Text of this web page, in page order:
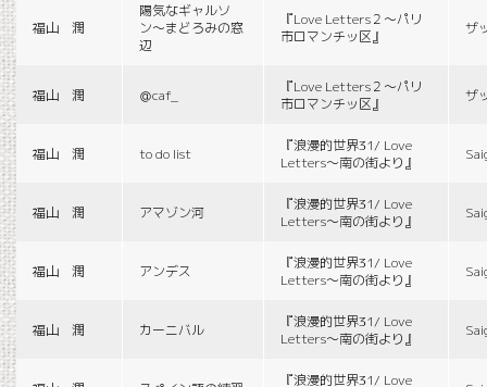
福山 潤
陽気なギャルソ
ン〜まどろみの窓
辺
『Love Letters２〜パリ
市ロマンチッ区』
ザ
福山 潤 ＠caf_
『Love Letters２〜パリ
市ロマンチッ区』
ザ
福山 潤 to do list
『浪漫的世界31/ Love
Letters〜南の街より』
福山 潤 アマゾン河
『浪漫的世界31/ Love
Letters〜南の街より』
福山 潤 アンデス
『浪漫的世界31/ Love
Letters〜南の街より』
福山 潤 カーニバル
『浪漫的世界31/ Love
Letters〜南の街より』
『浪漫的世界31/ Love